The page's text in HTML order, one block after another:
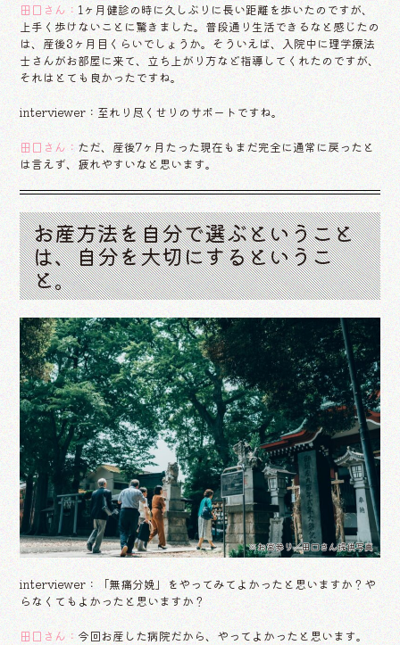
田口さん： 1ヶ月健診の時に久しぶりに長い距離を歩いたのですが、
上手く歩けないことに驚きました。普段通り生活できるなと感じたの
は、産後3ヶ月目くらいでしょうか。そういえば、入院中に理学療法
士さんがお部屋に来て、立ち上がり方など指導してくれたのですが、
それはとても良かったですね。
interviewer：至れり尽くせりのサポートですね。
田口さん： ただ、産後7ヶ月たった現在もまだ完全に通常に戻ったと
は言えず、疲れやすいなと思います。
お産方法を自分で選ぶということ
は、自分を大切にするというこ
と。
※お宮参り／田口さん提供写真
interviewer：「無痛分娩」をやってみてよかったと思いますか？や
らなくてもよかったと思いますか？
田口さん： 今回お産した病院だから、やってよかったと思います。